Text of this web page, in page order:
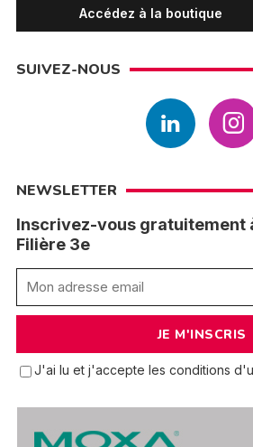
Accédez à la boutique
SUIVEZ-NOUS
NEWSLETTER
Inscrivez-vous gratuitement
Filière 3e
J'ai lu et j'accepte les conditions